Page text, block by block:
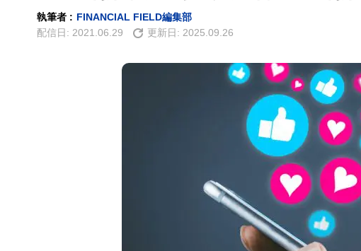
執筆者 : FINANCIAL FIELD編集部
配信日: 2021.06.29 更新日: 2025.09.26